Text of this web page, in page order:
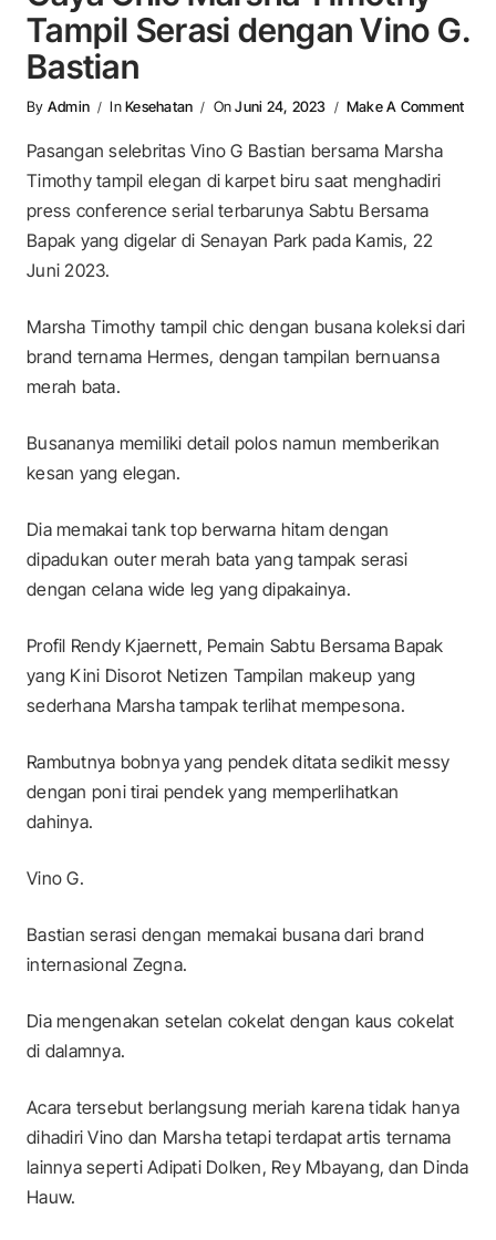
Tampil Serasi dengan Vino G.
Bastian
By Admin InKesehatan OnJuni 24, 2023 Make A CommentOn
Pasangan selebritas Vino G Bastian bersama Marsha
Timothy tampil elegan di karpet biru saat menghadiri
press conference serial terbarunya Sabtu Bersama
Bapak yang digelar di Senayan Park pada Kamis, 22
Juni 2023.
Marsha Timothy tampil chic dengan busana koleksi dari
brand ternama Hermes, dengan tampilan bernuansa
merah bata.
Busananya memiliki detail polos namun memberikan
kesan yang elegan.
Dia memakai tank top berwarna hitam dengan
dipadukan outer merah bata yang tampak serasi
dengan celana wide leg yang dipakainya.
Profil Rendy Kjaernett, Pemain Sabtu Bersama Bapak
yang Kini Disorot Netizen Tampilan makeup yang
sederhana Marsha tampak terlihat mempesona.
Rambutnya bobnya yang pendek ditata sedikit messy
dengan poni tirai pendek yang memperlihatkan
dahinya.
Vino G.
Bastian serasi dengan memakai busana dari brand
internasional Zegna.
Dia mengenakan setelan cokelat dengan kaus cokelat
di dalamnya.
Acara tersebut berlangsung meriah karena tidak hanya
dihadiri Vino dan Marsha tetapi terdapat artis ternama
lainnya seperti Adipati Dolken, Rey Mbayang, dan Dinda
Hauw.